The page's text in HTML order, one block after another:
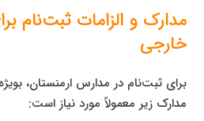
مدارک و الزامات ثبت‌نام
خارجی
برای ثبت‌نام در مدارس ارمنستان،
مدارک زیر معمولاً مورد نیاز است: